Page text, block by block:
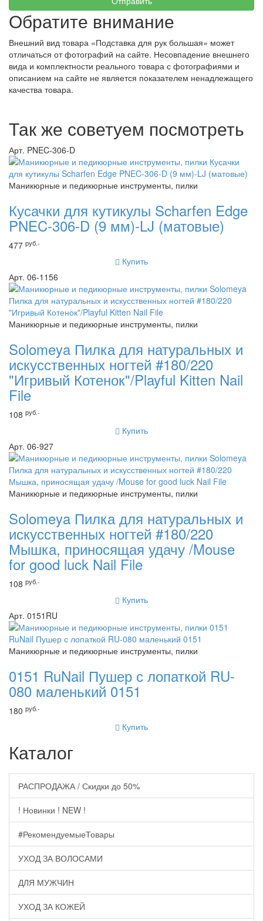
Обратите внимание
Внешний вид товара «Подставка для рук большая» может
отличаться от фотографий на сайте. Несовпадение внешнего
вида и комплектности реального товара с фотографиями и
описанием на сайте не является показателем ненадлежащего
качества товара.
Так же советуем посмотреть
Арт. PNEC-306-D
Маникюрные и педикюрные инструменты, пилки
Кусачки для кутикулы Scharfen Edge
PNEC-306-D (9 мм)-LJ (матовые)
477 руб.-
Купить
Арт. 06-1156
Маникюрные и педикюрные инструменты, пилки
Solomeya Пилка для натуральных и
искусственных ногтей #180/220
"Игривый Котенок"/Playful Kitten Nail
File
108 руб.-
Купить
Арт. 06-927
Маникюрные и педикюрные инструменты, пилки
Solomeya Пилка для натуральных и
искусственных ногтей #180/220
Мышка, приносящая удачу /Mouse
for good luck Nail File
108 руб.-
Купить
Арт. 0151RU
Маникюрные и педикюрные инструменты, пилки
0151 RuNail Пушер с лопаткой RU-
080 маленький 0151
180 руб.-
Купить
Каталог
РАСПРОДАЖА / Скидки до 50%
! Новинки ! NEW !
#РекомендуемыеТовары
УХОД ЗА ВОЛОСАМИ
ДЛЯ МУЖЧИН
УХОД ЗА КОЖЕЙ